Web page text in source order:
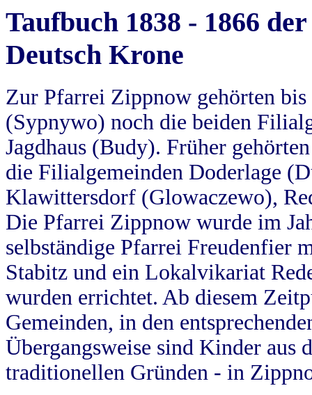
Taufbuch 1838 - 1866
Deutsch Krone
Zur Pfarrei Zippnow gehörten
(Sypnywo) noch die beiden
Jagdhaus (Budy). Früher
die Filialgemeinden Doderlage
Klawittersdorf (Glowaczewo),
Die Pfarrei Zippnow wurde im
selbständige Pfarrei Freudenfier
Stabitz und ein Lokalvikariat
wurden errichtet. Ab diesem
Gemeinden, in den
Übergangsweise sind Kinder aus
traditionellen Gründen - in